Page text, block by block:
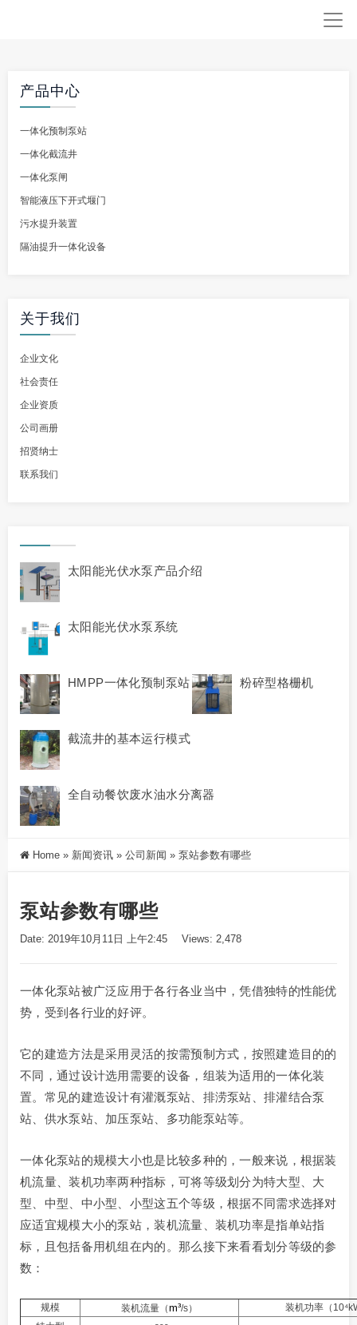
产品中心
一体化预制泵站
一体化截流井
一体化泵闸
智能液压下开式堰门
污水提升装置
隔油提升一体化设备
关于我们
企业文化
社会责任
企业资质
公司画册
招贤纳士
联系我们
太阳能光伏水泵产品介绍
太阳能光伏水泵系统
HMPP一体化预制泵站 粉碎型格栅机
截流井的基本运行模式
全自动餐饮废水油水分离器
Home » 新闻资讯 » 公司新闻 » 泵站参数有哪些
泵站参数有哪些
Date: 2019年10月11日 上午2:45 Views: 2,478
一体化泵站被广泛应用于各行各业当中，凭借独特的性能优
势，受到各行业的好评。
它的建造方法是采用灵活的按需预制方式，按照建造目的的
不同，通过设计选用需要的设备，组装为适用的一体化装
置。常见的建造设计有灌溉泵站、排涝泵站、排灌结合泵
站、供水泵站、加压泵站、多功能泵站等。
一体化泵站的规模大小也是比较多种的，一般来说，根据装
机流量、装机功率两种指标，可将等级划分为特大型、大
型、中型、中小型、小型这五个等级，根据不同需求选择对
应适宜规模大小的泵站，装机流量、装机功率是指单站指
标，且包括备用机组在内的。那么接下来看看划分等级的参
数：
规模 装机流量（m³/s）
装机功率（